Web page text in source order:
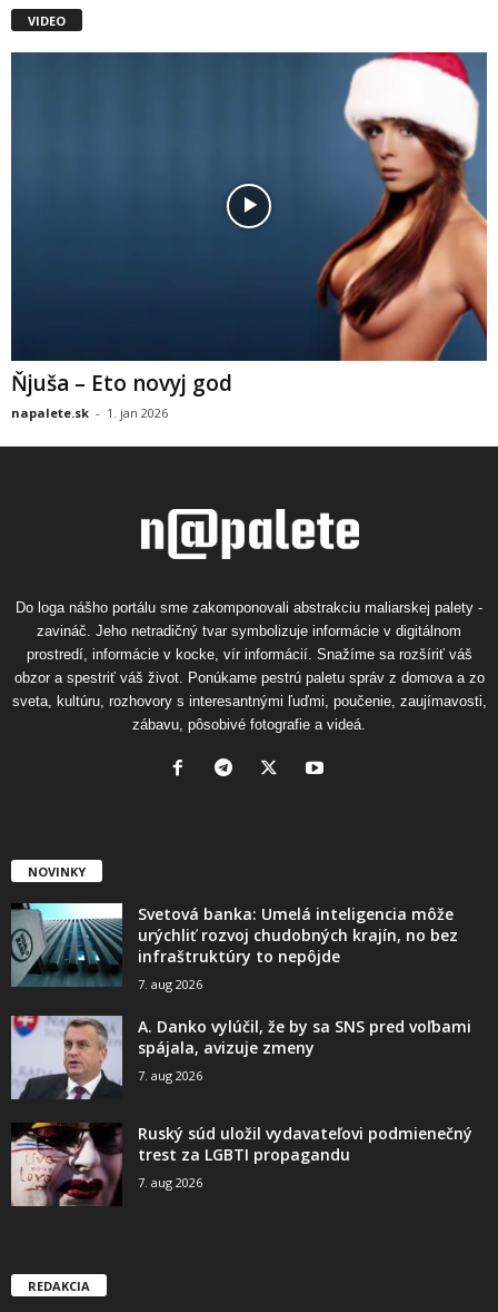
VIDEO
Ňjuša – Eto novyj god
napalete.sk - 1. jan 2026
Do loga nášho portálu sme zakomponovali abstrakciu maliarskej palety -
zavináč. Jeho netradičný tvar symbolizuje informácie v digitálnom
prostredí, informácie v kocke, vír informácií. Snažíme sa rozšíriť váš
obzor a spestriť váš život. Ponúkame pestrú paletu správ z domova a zo
sveta, kultúru, rozhovory s interesantnými ľuďmi, poučenie, zaujímavosti,
zábavu, pôsobivé fotografie a videá.
NOVINKY
Svetová banka: Umelá inteligencia môže
urýchliť rozvoj chudobných krajín, no bez
infraštruktúry to nepôjde
7. aug 2026
A. Danko vylúčil, že by sa SNS pred voľbami
spájala, avizuje zmeny
7. aug 2026
Ruský súd uložil vydavateľovi podmienečný
trest za LGBTI propagandu
7. aug 2026
REDAKCIA